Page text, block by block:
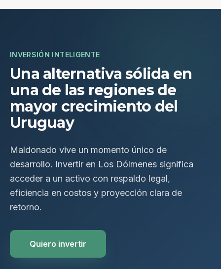
INVERSIÓN INTELIGENTE
Una alternativa sólida en
una de las regiones de
mayor crecimiento del
Uruguay
Maldonado vive un momento único de
desarrollo. Invertir en Los Dólmenes significa
acceder a un activo con respaldo legal,
eficiencia en costos y proyección clara de
retorno.
Quiero invertir